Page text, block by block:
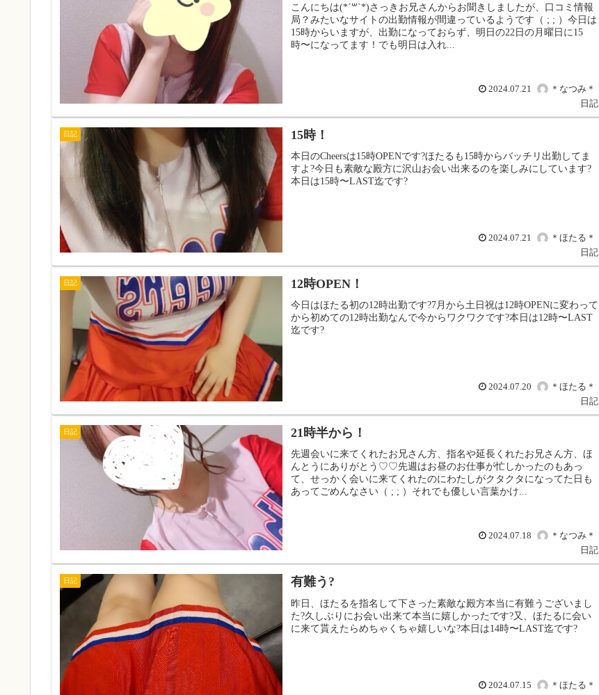
こんにちは(*´꒳`*)さっきお兄さんからお聞きしましたが、口コミ情報
局？みたいなサイトの出勤情報が間違っているようです（ ; ; ）今日は
15時からいますが、出勤になっておらず、明日の22日の月曜日に15
時〜になってます！でも明日は入れ...
2024.07.21
＊なつみ＊
日記
日記 15時！
本日のCheersは15時OPENです?ほたるも15時からバッチリ出勤してま
すよ?今日も素敵な殿方に沢山お会い出来るのを楽しみにしています?
本日は15時〜LAST迄です?
2024.07.21
＊ほたる＊
日記
日記 12時OPEN！
今日はほたる初の12時出勤です?7月から土日祝は12時OPENに変わって
から初めての12時出勤なんで今からワクワクです?本日は12時〜LAST
迄です?
2024.07.20
＊ほたる＊
日記
日記 21時半から！
先週会いに来てくれたお兄さん方、指名や延長くれたお兄さん方、ほ
んとうにありがとう♡♡先週はお昼のお仕事が忙しかったのもあっ
て、せっかく会いに来てくれたのにわたしがクタクタになってた日も
あってごめんなさい（ ; ; ）それでも優しい言葉かけ...
2024.07.18
＊なつみ＊
日記
日記 有難う?
昨日、ほたるを指名して下さった素敵な殿方本当に有難うございまし
た?久しぶりにお会い出来て本当に嬉しかったです?又、ほたるに会い
に来て貰えたらめちゃくちゃ嬉しいな?本日は14時〜LAST迄です?
2024.07.15
＊ほたる＊